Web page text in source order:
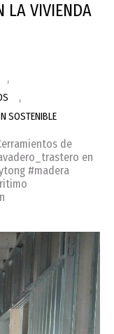
LA VIVIENDA
,
,
SOSTENIBLE
de
en
#madera